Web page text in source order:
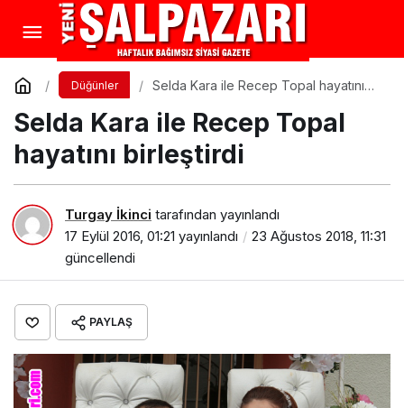
Düğünler
Selda Kara ile Recep Topal hayatını
Selda Kara ile Recep Topal
hayatını birleştirdi
Turgay İkinci tarafından yayınlandı
17 Eylül 2016, 01:21 yayınlandı
23 Ağustos 2018, 11:31
güncellendi
PAYLAŞ